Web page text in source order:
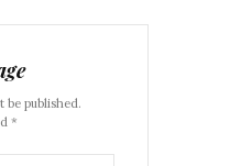
be published.
*